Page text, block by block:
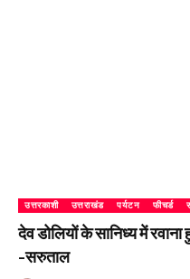
उत्तरकाशी उत्तराखंड पर्यटन फीचर्ड
देव डोलियों के सानिध्य में
-सरुताल